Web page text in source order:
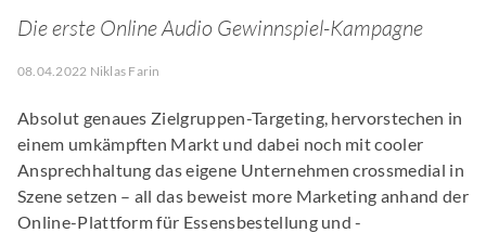
Die erste Online Audio Gewinnspiel-Kampagne
08.04.2022 Niklas Farin
Absolut genaues Zielgruppen-Targeting, hervorstechen in
einem umkämpften Markt und dabei noch mit cooler
Ansprechhaltung das eigene Unternehmen crossmedial in
Szene setzen – all das beweist more Marketing anhand der
Online-Plattform für Essensbestellung und -